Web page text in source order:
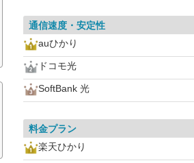
通信速度・安定性
auひかり
ドコモ光
SoftBank 光
料金プラン
楽天ひかり